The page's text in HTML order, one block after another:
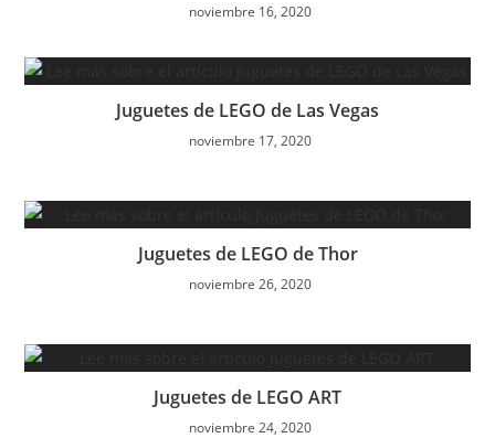
noviembre 16, 2020
Juguetes de LEGO de Las Vegas
noviembre 17, 2020
Juguetes de LEGO de Thor
noviembre 26, 2020
Juguetes de LEGO ART
noviembre 24, 2020